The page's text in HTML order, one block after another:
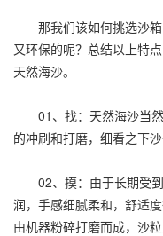
那我们该如何挑选沙箱
又环保的呢？总结以上特
天然海沙。
01、找：天然海沙当然
的冲刷和打磨，细看之下
02、摸：由于长期受到
润，手感细腻柔和，舒适
由机器粉碎打磨而成，沙